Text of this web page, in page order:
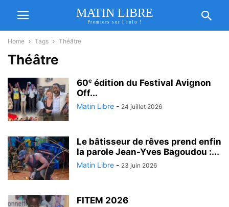
MATIN LIBRE
Premiers sur l'info !
Home Tags Théâtre
Théâtre
60ᵉ édition du Festival Avignon
Off...
Matin Libre - 24 juillet 2026
Le bâtisseur de rêves prend enfin
la parole Jean-Yves Bagoudou :...
Matin Libre - 23 juin 2026
FITEM 2026